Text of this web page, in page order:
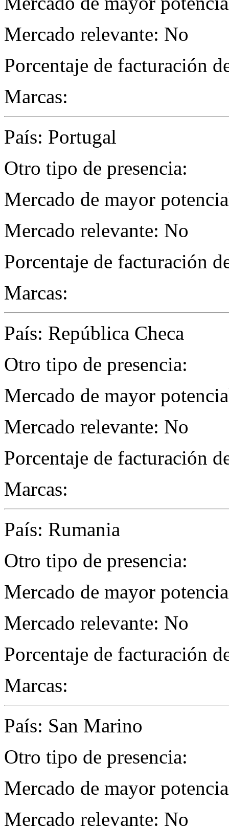
Mercado relevante: No
Porcentaje de facturación
Marcas:
País: Portugal
Otro tipo de presencia:
Mercado de mayor
Mercado relevante: No
Porcentaje de facturación
Marcas:
País: República Checa
Otro tipo de presencia:
Mercado de mayor
Mercado relevante: No
Porcentaje de facturación
Marcas:
País: Rumania
Otro tipo de presencia:
Mercado de mayor
Mercado relevante: No
Porcentaje de facturación
Marcas:
País: San Marino
Otro tipo de presencia:
Mercado de mayor
Mercado relevante: No